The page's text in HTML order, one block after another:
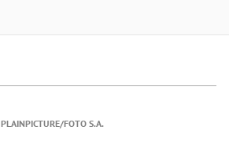
PLAINPICTURE/FOTO S.A.